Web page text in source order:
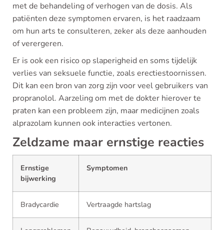
met de behandeling of verhogen van de dosis. Als
patiënten deze symptomen ervaren, is het raadzaam
om hun arts te consulteren, zeker als deze aanhouden
of verergeren.
Er is ook een risico op slaperigheid en soms tijdelijk
verlies van seksuele functie, zoals erectiestoornissen.
Dit kan een bron van zorg zijn voor veel gebruikers van
propranolol. Aarzeling om met de dokter hierover te
praten kan een probleem zijn, maar medicijnen zoals
alprazolam kunnen ook interacties vertonen.
Zeldzame maar ernstige reacties
Ernstige
bijwerking
Symptomen
Bradycardie Vertraagde hartslag